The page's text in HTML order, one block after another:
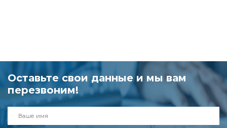
Оставьте свои данные и мы вам
перезвоним!